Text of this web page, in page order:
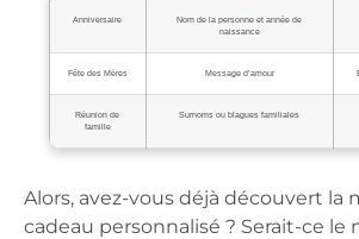
Anniversaire
Nom de la personne et année de
naissance
Fête des Mères Message d’amour
Réunion de
famille
Surnoms ou blagues familiales
Alors, avez-vous déjà découvert la
cadeau personnalisé ? Serait-ce le